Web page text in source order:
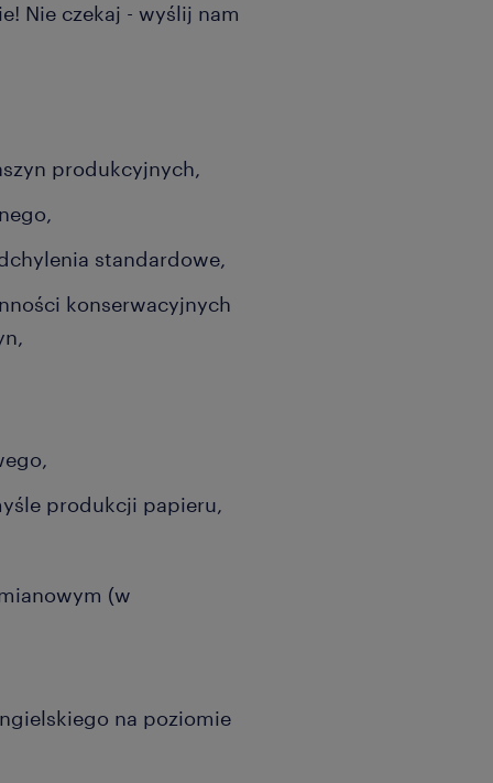
Nie czekaj - wyślij nam
produkcyjnych,
standardowe,
konserwacyjnych
produkcji papieru,
(w
na poziomie